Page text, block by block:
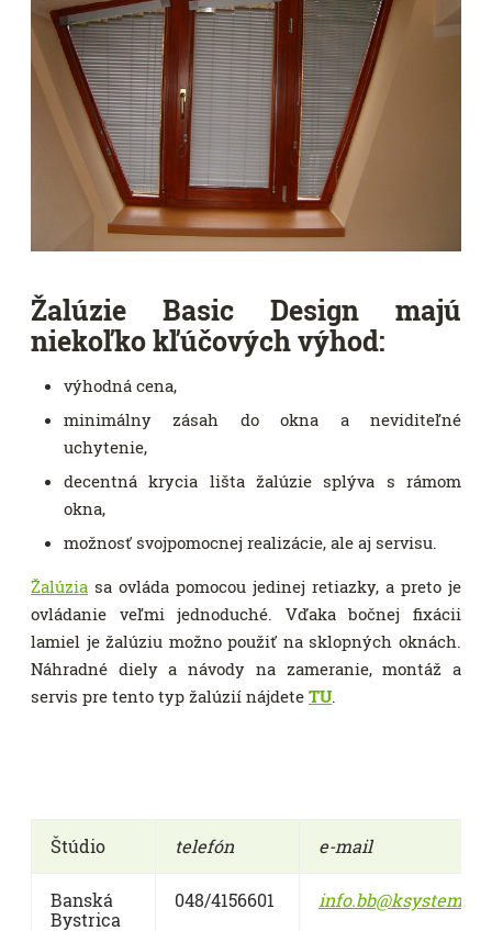
Žalúzie Basic Design majú
niekoľko kľúčových výhod:
výhodná cena,
minimálny zásah do okna a neviditeľné
uchytenie,
decentná krycia lišta žalúzie splýva s rámom
okna,
možnosť svojpomocnej realizácie, ale aj servisu.
Žalúzia sa ovláda pomocou jedinej retiazky, a preto je
ovládanie veľmi jednoduché. Vďaka bočnej fixácii
lamiel je žalúziu možno použiť na sklopných oknách.
Náhradné diely a návody na zameranie, montáž a
servis pre tento typ žalúzií nájdete TU.
Štúdio telefón e-mail
Banská
Bystrica
048/4156601 info.bb@ksystem.eu